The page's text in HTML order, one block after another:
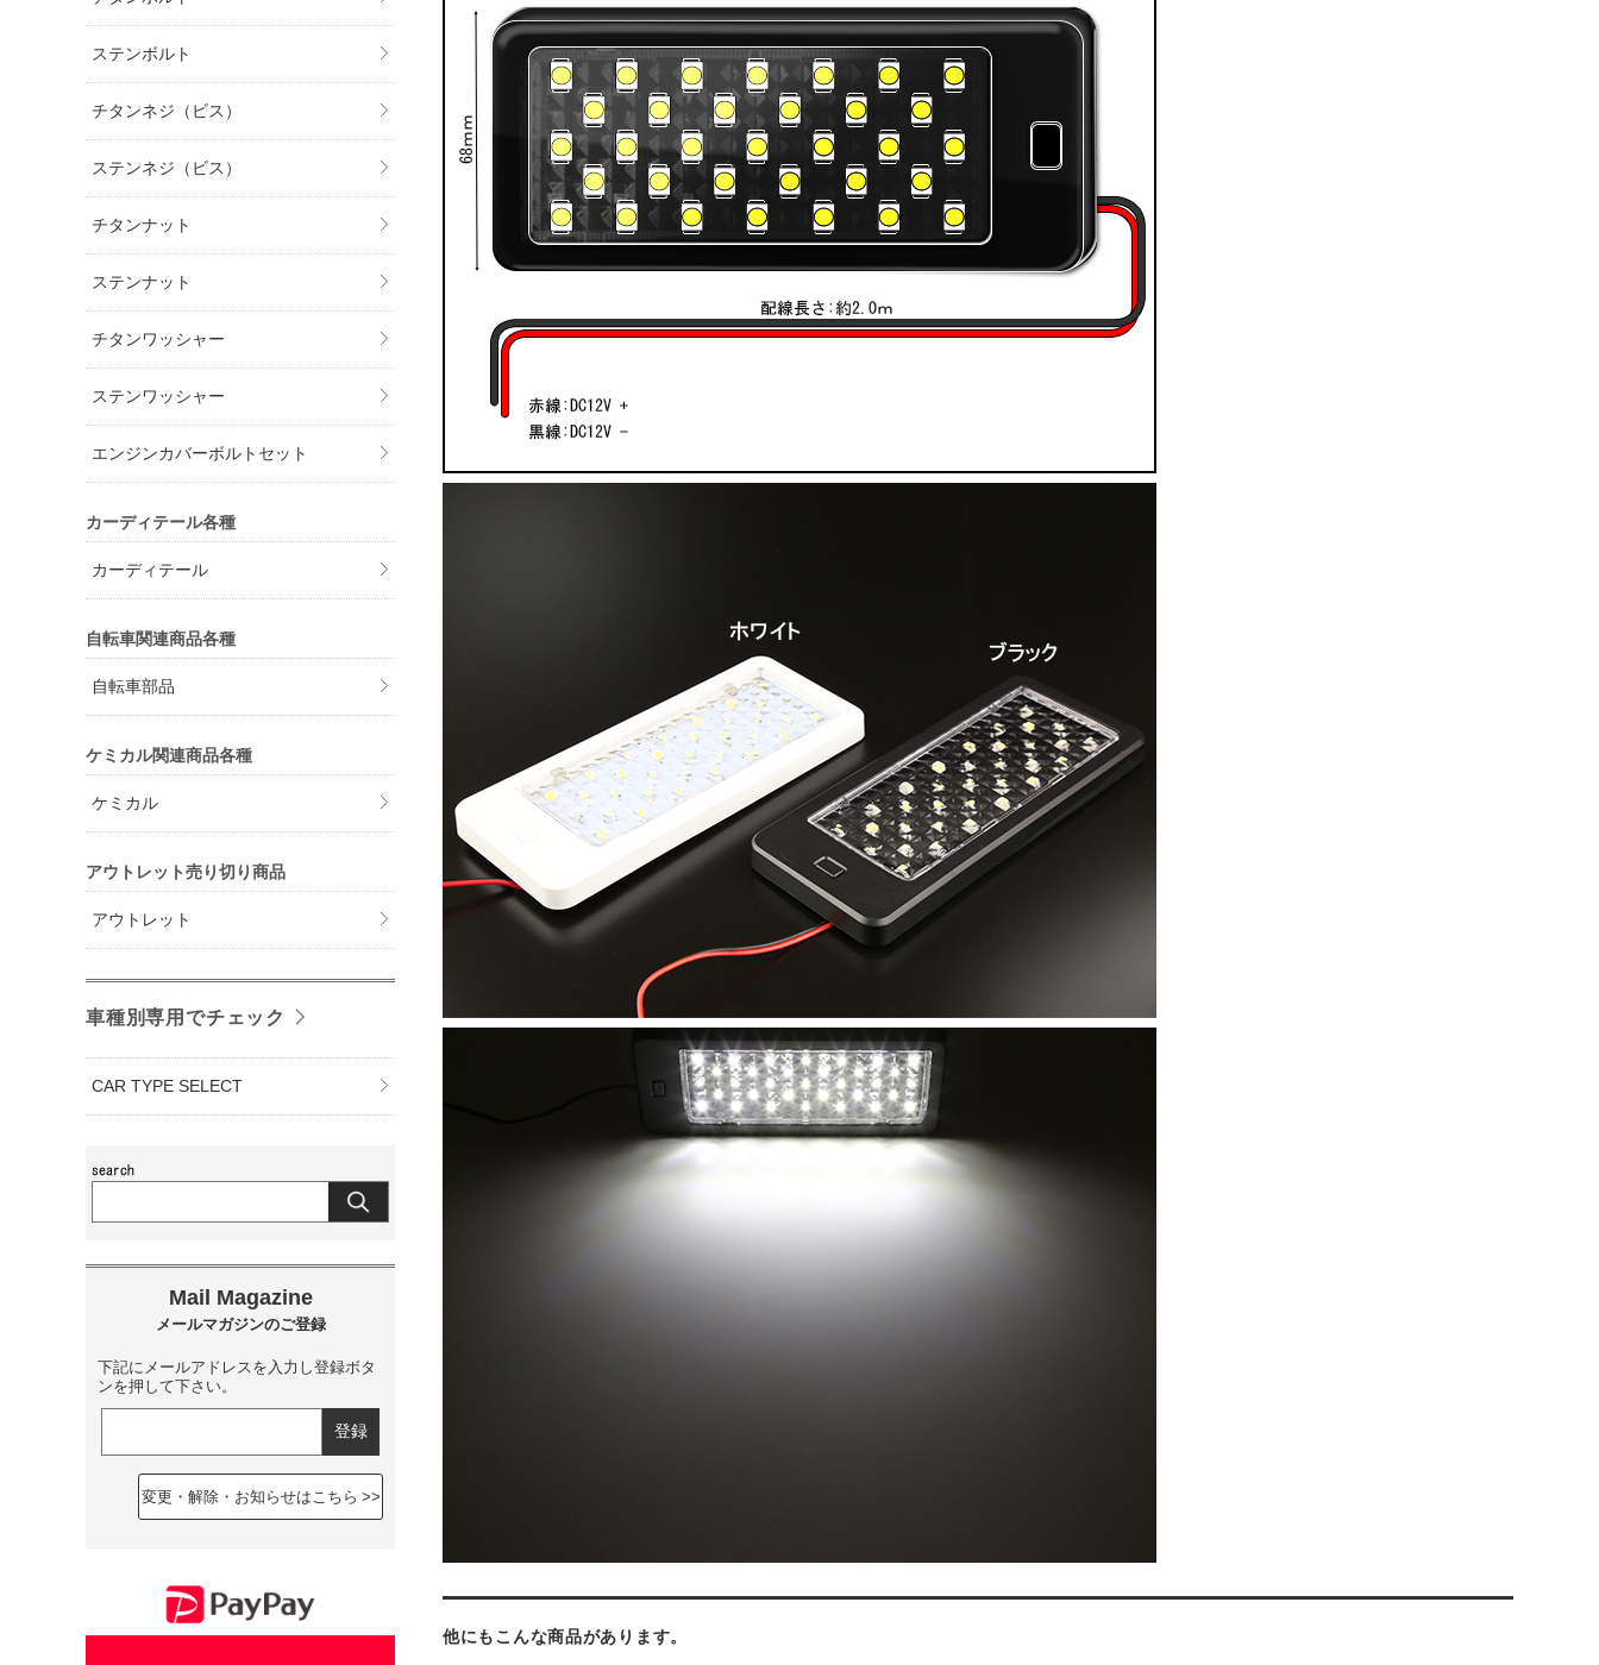
他にもこんな商品があります。
ステンボルト
チタンネジ（ビス）
ステンネジ（ビス）
チタンナット
ステンナット
チタンワッシャー
ステンワッシャー
エンジンカバーボルトセット
カーディテール各種
カーディテール
自転車関連商品各種
自転車部品
ケミカル関連商品各種
ケミカル
アウトレット売り切り商品
アウトレット
車種別専用でチェック
CAR TYPE SELECT
下記にメールアドレスを入力し登録ボタ
ンを押して下さい。
変更・解除・お知らせはこちら